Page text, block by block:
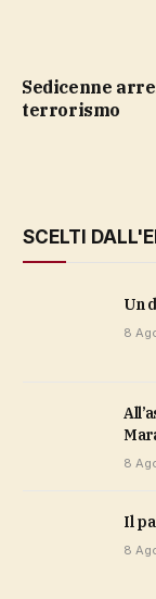
Sedicenne arrestato a Como con l’accusa di
terrorismo
SCELTI
8
All’asta il pallone della “Mano di Dio” di
8
Il
8